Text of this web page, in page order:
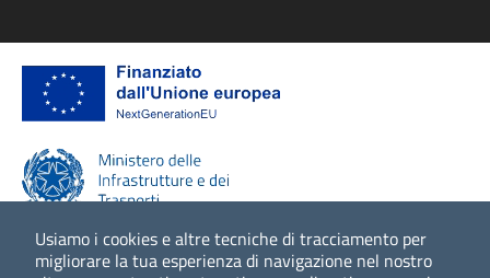
Usiamo i cookies e altre tecniche di tracciamento per
migliorare la tua esperienza di navigazione nel nostro